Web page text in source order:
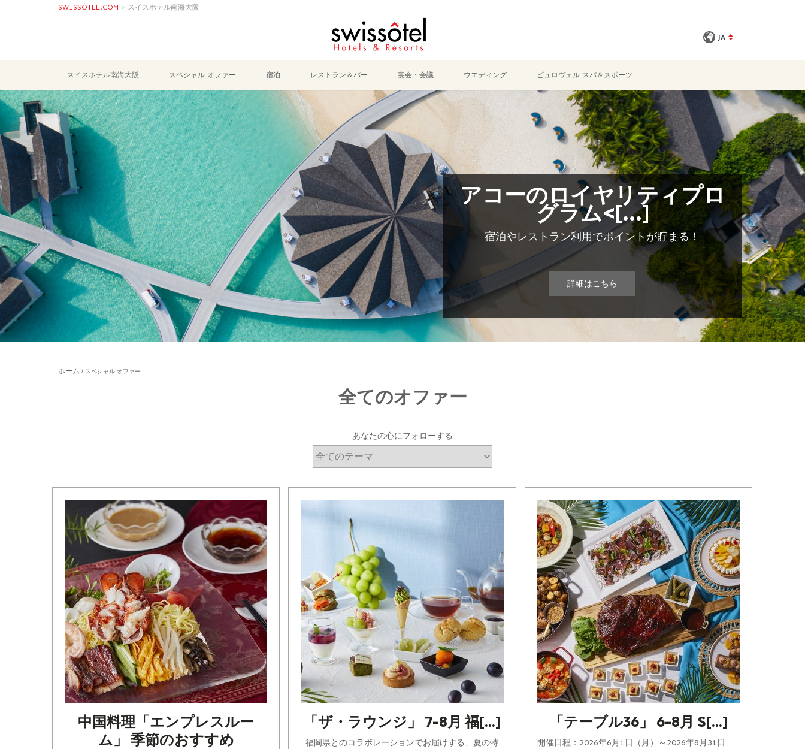
SWISSÔTEL.COM > スイスホテル南海大阪
JA
スイスホテル南海大阪 スペシャル オファー 宿泊 レストラン＆バー 宴会・会議 ウエディング ピュロヴェル スパ＆スポーツ
アコーのロイヤリティプロ
グラム<[...]
宿泊やレストラン利用でポイントが貯まる！
詳細はこちら
ホーム スペシャル オファー
全てのオファー
あなたの心にフォローする
中国料理「エンプレスルー
ム」 季節のおすすめ
「ザ・ラウンジ」 7-8月 福[...]
福岡県とのコラボレーションでお届けする、夏の特
「テーブル36」 6-8月 S[...]
開催日程：2026年6月1日（月）～2026年8月31日